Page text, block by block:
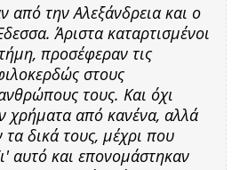
από την Αλεξάνδρεια και ο
Άριστα καταρτισμένοι
προσέφεραν τις
στους
τους. Και όχι
χρήματα από κανένα, αλλά
τα δικά τους, μέχρι που
αυτό και επονομάστηκαν